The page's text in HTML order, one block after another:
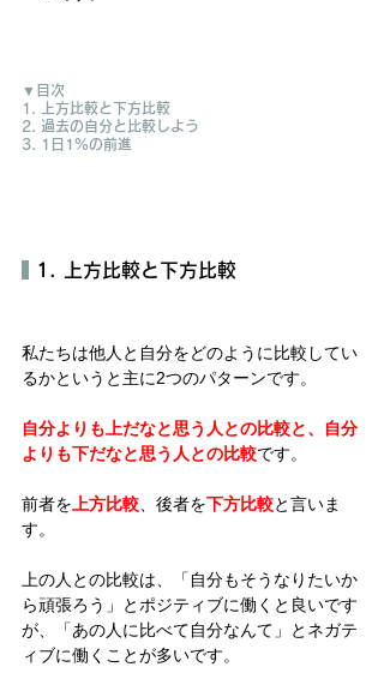
▼目次
1. 上方比較と下方比較
2. 過去の自分と比較しよう
3. 1日1％の前進
1. 上方比較と下方比較
私たちは他人と自分をどのように比較してい
るかというと主に2つのパターンです。
自分よりも上だなと思う人との比較と、自分
よりも下だなと思う人との比較です。
前者を 上方比較 、後者を下方比較と言いま
す。
上の人との比較は、「自分もそうなりたいか
ら頑張ろう」とポジティブに働くと良いです
が、「あの人に比べて自分なんて」とネガテ
ィブに働くことが多いです。